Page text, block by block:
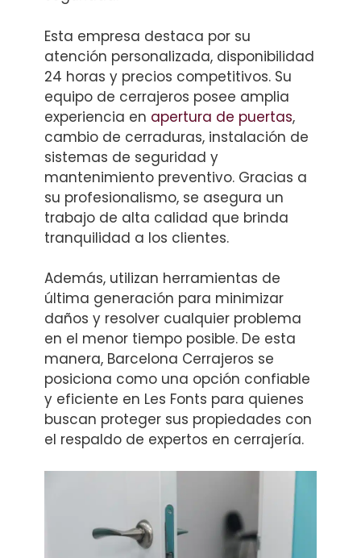
Esta empresa destaca por su
atención personalizada, disponibilidad
24 horas y precios competitivos. Su
equipo de cerrajeros posee amplia
experiencia en apertura de puertas,
cambio de cerraduras, instalación de
sistemas de seguridad y
mantenimiento preventivo. Gracias a
su profesionalismo, se asegura un
trabajo de alta calidad que brinda
tranquilidad a los clientes.
Además, utilizan herramientas de
última generación para minimizar
daños y resolver cualquier problema
en el menor tiempo posible. De esta
manera, Barcelona Cerrajeros se
posiciona como una opción confiable
y eficiente en Les Fonts para quienes
buscan proteger sus propiedades con
el respaldo de expertos en cerrajería.